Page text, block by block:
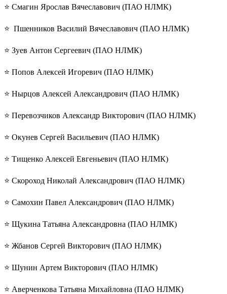
⭐️ Смагин Ярослав Вячеславович (ПАО НЛМК)
⭐️ Пшенников Василий Вячеславович (ПАО НЛМК)
⭐️ Зуев Антон Сергеевич (ПАО НЛМК)
⭐️ Попов Алексей Игоревич (ПАО НЛМК)
⭐️ Нырцов Алексей Александрович (ПАО НЛМК)
⭐️ Перевозчиков Александр Викторович (ПАО НЛМК)
⭐️ Окунев Сергей Васильевич (ПАО НЛМК)
⭐️ Тищенко Алексей Евгеньевич (ПАО НЛМК)
⭐️ Скороход Николай Александрович (ПАО НЛМК)
⭐️ Самохин Павел Александрович (ПАО НЛМК)
⭐️ Щукина Татьяна Александровна (ПАО НЛМК)
⭐️ Жбанов Сергей Викторович (ПАО НЛМК)
⭐️ Шунин Артем Викторович (ПАО НЛМК)
⭐️ Аверченкова Татьяна Михайловна (ПАО НЛМК)